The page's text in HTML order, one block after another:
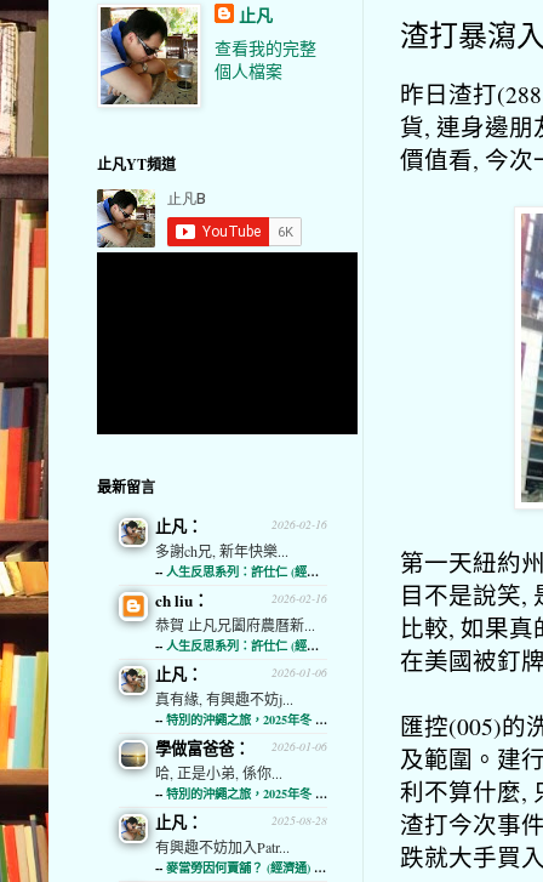
渣打暴瀉
昨日渣打
貨, 連身邊
價值看, 今次
第一天紐約
目不是說笑,
比較, 如果真
在美國被釘
匯控(005)的
及範圍。建
利不算什麼,
渣打今次事
跌就大手買
止凡
查看我的完整
個人檔案
止凡YT頻道
最新留言
2026-02-16
止凡：
多謝ch兄, 新年快樂...
-- 人生反思系列：許仕仁 (經濟通)
2026-02-16
ch liu：
恭賀 止凡兄闔府農曆新...
-- 人生反思系列：許仕仁 (經濟通)
2026-01-06
止凡：
真有緣, 有興趣不妨j...
-- 特別的沖繩之旅，2025年冬 (經濟通)
2026-01-06
學做富爸爸：
哈, 正是小弟, 係你...
-- 特別的沖繩之旅，2025年冬 (經濟通)
2025-08-28
止凡：
有興趣不妨加入Patr...
-- 麥當勞因何賣舖？ (經濟通) (略)